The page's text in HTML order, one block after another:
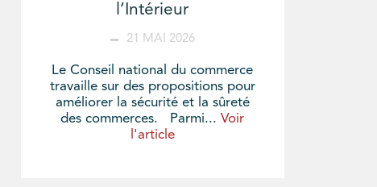
l’Intérieur
21 MAI 2026
Le Conseil national du commerce
travaille sur des propositions pour
améliorer la sécurité et la sûreté
des commerces. Parmi...Voir
l'article